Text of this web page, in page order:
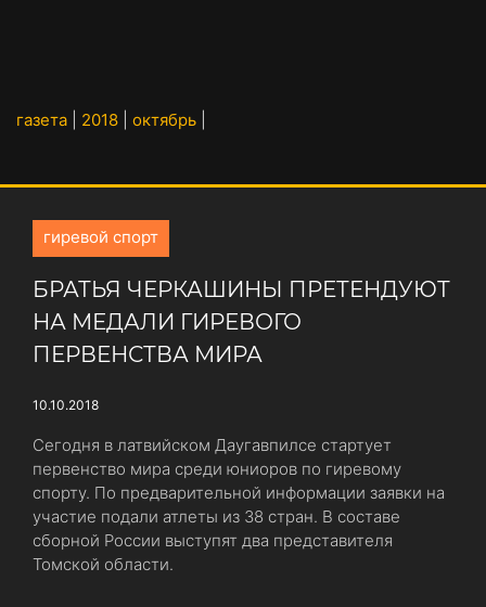
газета 2018 октябрь
гиревой спорт
БРАТЬЯ ЧЕРКАШИНЫ ПРЕТЕНДУЮТ
НА МЕДАЛИ ГИРЕВОГО
ПЕРВЕНСТВА МИРА
10.10.2018
Сегодня в латвийском Даугавпилсе стартует
первенство мира среди юниоров по гиревому
спорту. По предварительной информации заявки на
участие подали атлеты из 38 стран. В составе
сборной России выступят два представителя
Томской области.